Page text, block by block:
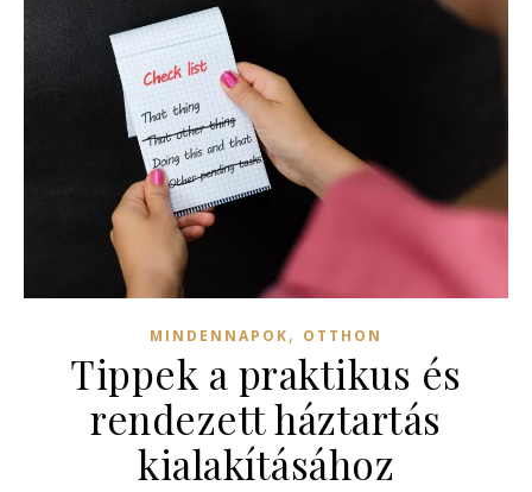
MINDENNAPOK, OTTHON
Tippek a praktikus és
rendezett háztartás
kialakításához